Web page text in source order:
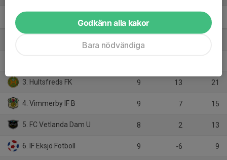
Div 4 NÖ Dam M
3. Hultsfreds FK 9 13 21
4. Vimmerby IF B 9 7 15
5. FC Vetlanda Dam U 8 2 13
6. IF Eksjö Fotboll 9 -6 9
Godkänn alla kakor
Bara nödvändiga